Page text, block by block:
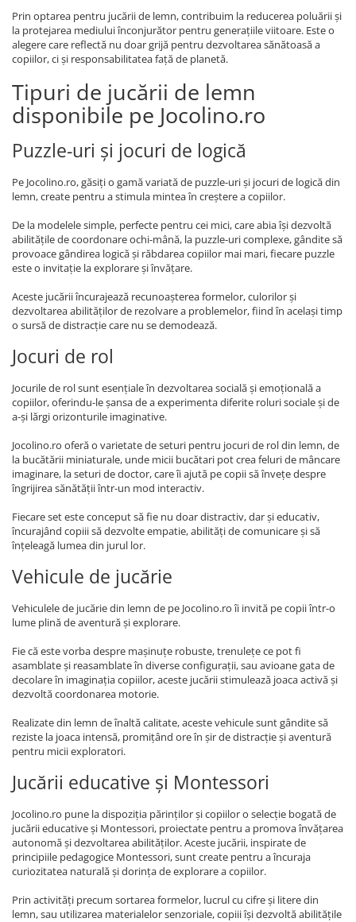
Prin optarea pentru jucării de lemn, contribuim la reducerea poluării și
la protejarea mediului înconjurător pentru generațiile viitoare. Este o
alegere care reflectă nu doar grijă pentru dezvoltarea sănătoasă a
copiilor, ci și responsabilitatea față de planetă.
Tipuri de jucării de lemn
disponibile pe Jocolino.ro
Puzzle-uri și jocuri de logică
Pe Jocolino.ro, găsiți o gamă variată de puzzle-uri și jocuri de logică din
lemn, create pentru a stimula mintea în creștere a copiilor.
De la modelele simple, perfecte pentru cei mici, care abia își dezvoltă
abilitățile de coordonare ochi-mână, la puzzle-uri complexe, gândite să
provoace gândirea logică și răbdarea copiilor mai mari, fiecare puzzle
este o invitație la explorare și învățare.
Aceste jucării încurajează recunoașterea formelor, culorilor și
dezvoltarea abilităților de rezolvare a problemelor, fiind în același timp
o sursă de distracție care nu se demodează.
Jocuri de rol
Jocurile de rol sunt esențiale în dezvoltarea socială și emoțională a
copiilor, oferindu-le șansa de a experimenta diferite roluri sociale și de
a-și lărgi orizonturile imaginative.
Jocolino.ro oferă o varietate de seturi pentru jocuri de rol din lemn, de
la bucătării miniaturale, unde micii bucătari pot crea feluri de mâncare
imaginare, la seturi de doctor, care îi ajută pe copii să învețe despre
îngrijirea sănătății într-un mod interactiv.
Fiecare set este conceput să fie nu doar distractiv, dar și educativ,
încurajând copiii să dezvolte empatie, abilități de comunicare și să
înțeleagă lumea din jurul lor.
Vehicule de jucărie
Vehiculele de jucărie din lemn de pe Jocolino.ro îi invită pe copii într-o
lume plină de aventură și explorare.
Fie că este vorba despre mașinuțe robuste, trenulețe ce pot fi
asamblate și reasamblate în diverse configurații, sau avioane gata de
decolare în imaginația copiilor, aceste jucării stimulează joaca activă și
dezvoltă coordonarea motorie.
Realizate din lemn de înaltă calitate, aceste vehicule sunt gândite să
reziste la joaca intensă, promițând ore în șir de distracție și aventură
pentru micii exploratori.
Jucării educative și Montessori
Jocolino.ro pune la dispoziția părinților și copiilor o selecție bogată de
jucării educative și Montessori, proiectate pentru a promova învățarea
autonomă și dezvoltarea abilităților. Aceste jucării, inspirate de
principiile pedagogice Montessori, sunt create pentru a încuraja
curiozitatea naturală și dorința de explorare a copiilor.
Prin activități precum sortarea formelor, lucrul cu cifre și litere din
lemn, sau utilizarea materialelor senzoriale, copiii își dezvoltă abilitățile